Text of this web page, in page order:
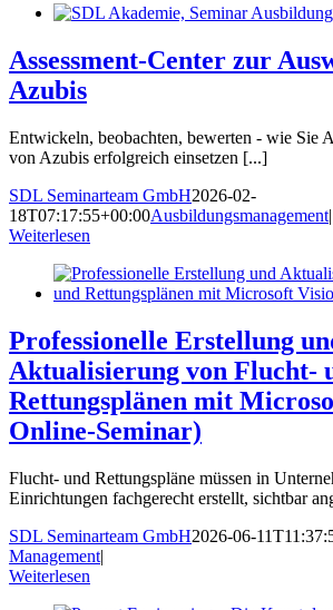
Assessment-Center zur
Azubis
Entwickeln, beobachten, bewerten - wie Sie
von Azubis erfolgreich einsetzen [...]
SDL Seminarteam GmbH2026-02-
18T07:17:55+00:00Ausbildungsmanagement|
Weiterlesen
Professionelle Erstellung
Aktualisierung von Flucht-
Rettungsplänen mit
Online-Seminar)
Flucht- und Rettungspläne müssen in
Einrichtungen fachgerecht erstellt, sichtbar
SDL Seminarteam GmbH2026-06-
Management|
Weiterlesen